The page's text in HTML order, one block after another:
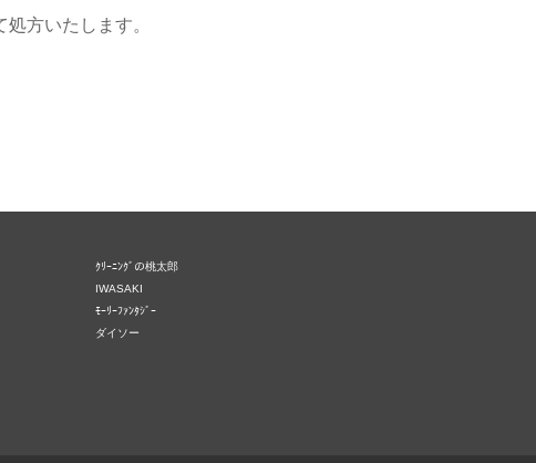
方いたします。
ｸﾘｰﾆﾝｸﾞの桃太郎
IWASAKI
ﾓｰﾘｰﾌｧﾝﾀｼﾞｰ
ダイソー